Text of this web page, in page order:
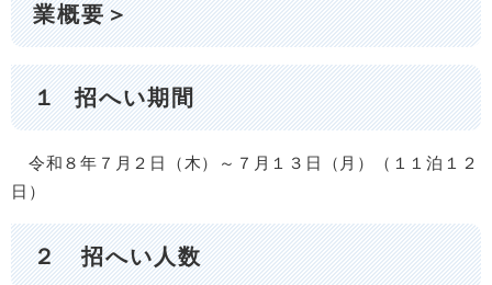
業概要＞
１ 招へい期間
令和８年７月２日（木）～７月１３日（月）（１１泊１２
日）
２ 招へい人数